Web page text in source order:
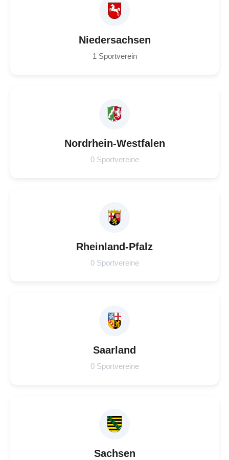
Niedersachsen
1 Sportverein
Nordrhein-Westfalen
0 Sportvereine
Rheinland-Pfalz
0 Sportvereine
Saarland
0 Sportvereine
Sachsen